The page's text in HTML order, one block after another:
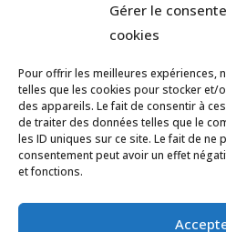
Gérer le
cookies
Pour offrir les meilleures expériences,
telles que les cookies pour stocker et/
des appareils. Le fait de consentir à
de traiter des données telles que le
les ID uniques sur ce site. Le fait de
consentement peut avoir un effet
et fonctions.